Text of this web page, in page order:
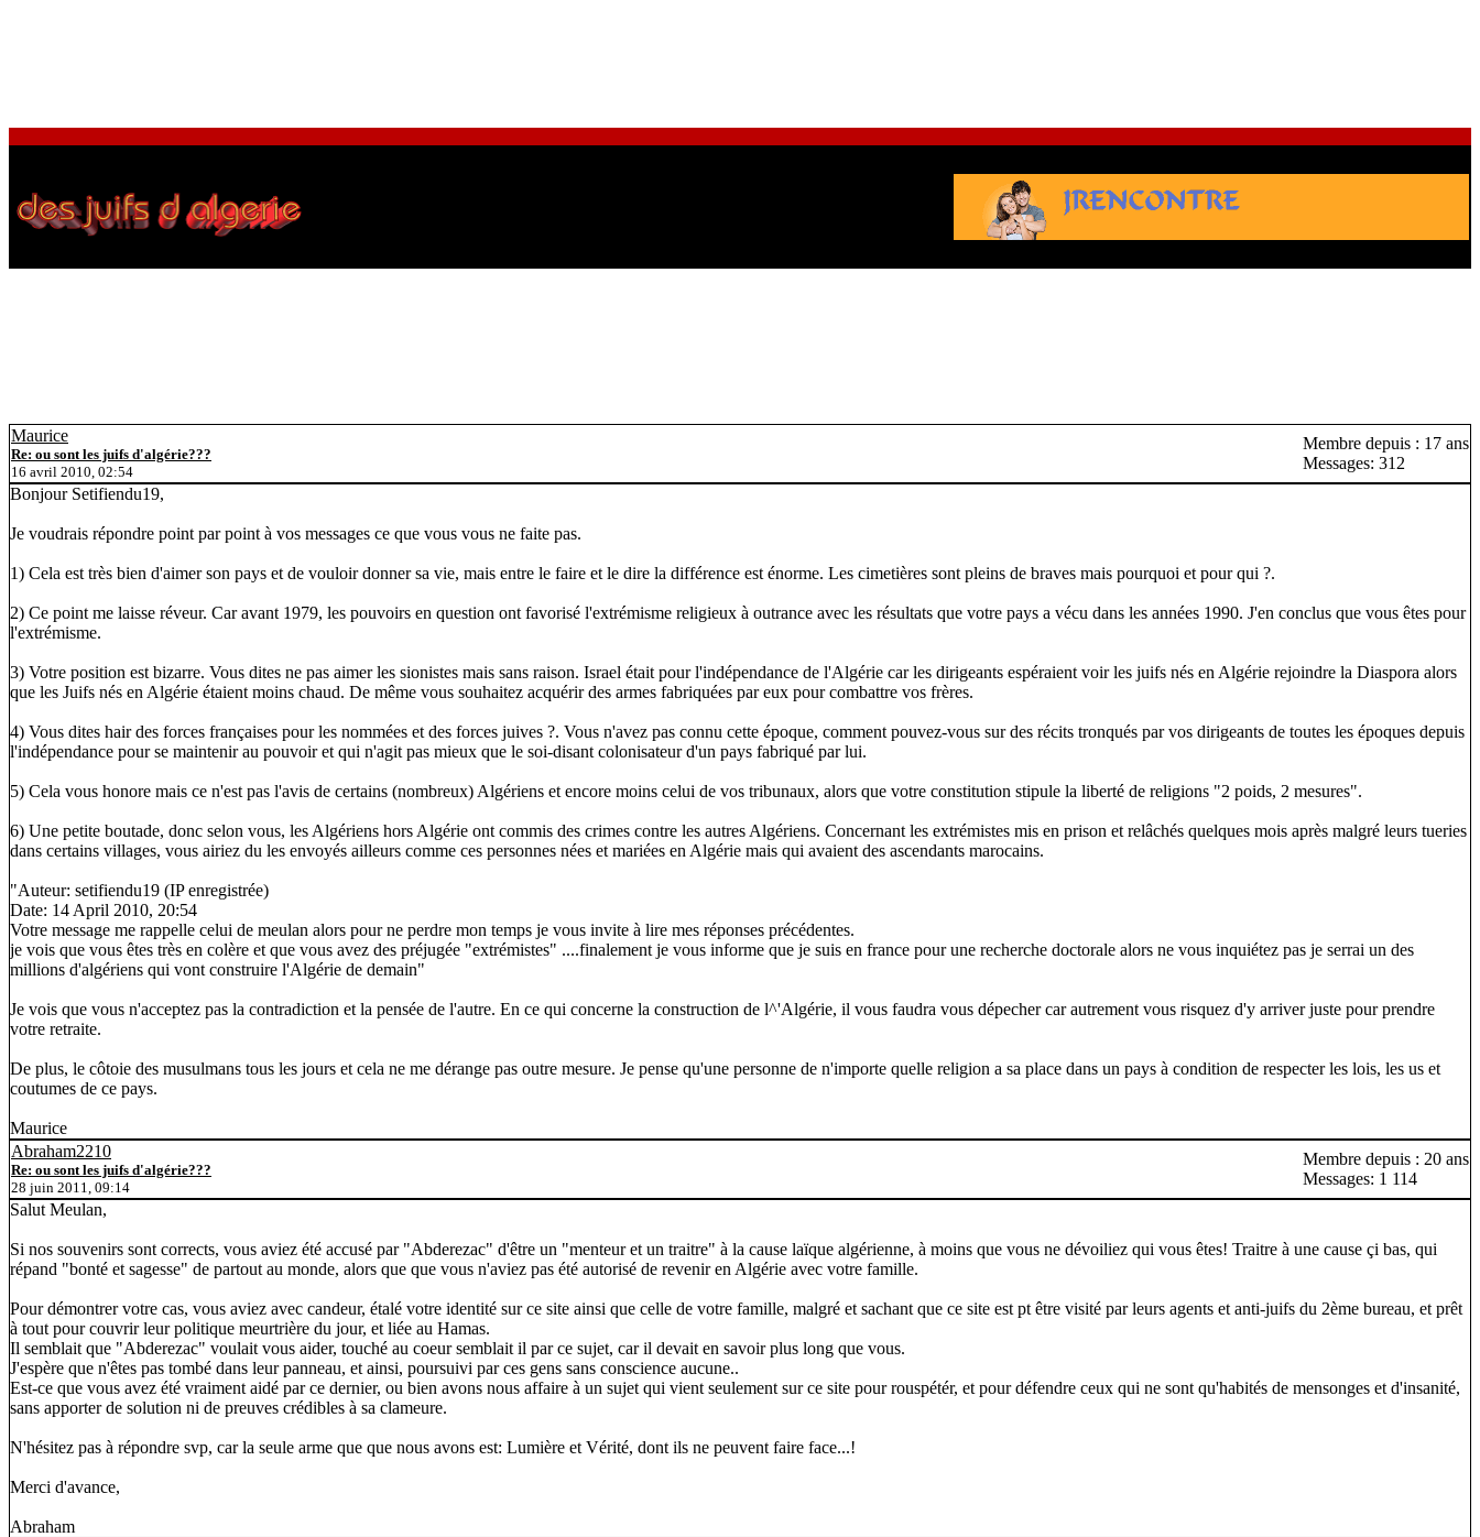
Maurice
Re: ou sont les juifs d'algérie???
16 avril 2010, 02:54
Membre depuis : 17 ans
Messages: 312
Bonjour Setifiendu19,
Je voudrais répondre point par point à vos messages ce que vous vous ne faite pas.
1) Cela est très bien d'aimer son pays et de vouloir donner sa vie, mais entre le faire et le dire la différence est énorme. Les cimetières sont pleins de braves mais pourquoi et pour qui ?.
2) Ce point me laisse réveur. Car avant 1979, les pouvoirs en question ont favorisé l'extrémisme religieux à outrance avec les résultats que votre pays a vécu dans les années 1990. J'en conclus que vous êtes pour
l'extrémisme.
3) Votre position est bizarre. Vous dites ne pas aimer les sionistes mais sans raison. Israel était pour l'indépendance de l'Algérie car les dirigeants espéraient voir les juifs nés en Algérie rejoindre la Diaspora alors
que les Juifs nés en Algérie étaient moins chaud. De même vous souhaitez acquérir des armes fabriquées par eux pour combattre vos frères.
4) Vous dites hair des forces françaises pour les nommées et des forces juives ?. Vous n'avez pas connu cette époque, comment pouvez-vous sur des récits tronqués par vos dirigeants de toutes les époques depuis
l'indépendance pour se maintenir au pouvoir et qui n'agit pas mieux que le soi-disant colonisateur d'un pays fabriqué par lui.
5) Cela vous honore mais ce n'est pas l'avis de certains (nombreux) Algériens et encore moins celui de vos tribunaux, alors que votre constitution stipule la liberté de religions "2 poids, 2 mesures".
6) Une petite boutade, donc selon vous, les Algériens hors Algérie ont commis des crimes contre les autres Algériens. Concernant les extrémistes mis en prison et relâchés quelques mois après malgré leurs tueries
dans certains villages, vous airiez du les envoyés ailleurs comme ces personnes nées et mariées en Algérie mais qui avaient des ascendants marocains.
"Auteur: setifiendu19 (IP enregistrée)
Date: 14 April 2010, 20:54
Votre message me rappelle celui de meulan alors pour ne perdre mon temps je vous invite à lire mes réponses précédentes.
je vois que vous êtes très en colère et que vous avez des préjugée "extrémistes" ....finalement je vous informe que je suis en france pour une recherche doctorale alors ne vous inquiétez pas je serrai un des
millions d'algériens qui vont construire l'Algérie de demain"
Je vois que vous n'acceptez pas la contradiction et la pensée de l'autre. En ce qui concerne la construction de l^'Algérie, il vous faudra vous dépecher car autrement vous risquez d'y arriver juste pour prendre
votre retraite.
De plus, le côtoie des musulmans tous les jours et cela ne me dérange pas outre mesure. Je pense qu'une personne de n'importe quelle religion a sa place dans un pays à condition de respecter les lois, les us et
coutumes de ce pays.
Maurice
Abraham2210
Re: ou sont les juifs d'algérie???
28 juin 2011, 09:14
Membre depuis : 20 ans
Messages: 1 114
Salut Meulan,
Si nos souvenirs sont corrects, vous aviez été accusé par "Abderezac" d'être un "menteur et un traitre" à la cause laïque algérienne, à moins que vous ne dévoiliez qui vous êtes! Traitre à une cause çi bas, qui
répand "bonté et sagesse" de partout au monde, alors que que vous n'aviez pas été autorisé de revenir en Algérie avec votre famille.
Pour démontrer votre cas, vous aviez avec candeur, étalé votre identité sur ce site ainsi que celle de votre famille, malgré et sachant que ce site est pt être visité par leurs agents et anti-juifs du 2ème bureau, et prêt
à tout pour couvrir leur politique meurtrière du jour, et liée au Hamas.
Il semblait que "Abderezac" voulait vous aider, touché au coeur semblait il par ce sujet, car il devait en savoir plus long que vous.
J'espère que n'êtes pas tombé dans leur panneau, et ainsi, poursuivi par ces gens sans conscience aucune..
Est-ce que vous avez été vraiment aidé par ce dernier, ou bien avons nous affaire à un sujet qui vient seulement sur ce site pour rouspétér, et pour défendre ceux qui ne sont qu'habités de mensonges et d'insanité,
sans apporter de solution ni de preuves crédibles à sa clameure.
N'hésitez pas à répondre svp, car la seule arme que que nous avons est: Lumière et Vérité, dont ils ne peuvent faire face...!
Merci d'avance,
Abraham